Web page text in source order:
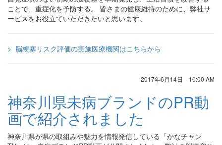
ことで、重症化を予防する。 皆さまの健康維持のために、弊社サ
ービスをお役立ていただきたいと思います。
> 脳梗塞リスク評価の実施医療機関はこちらから
2017年6月14日 10:00 AM
神奈川県未病ブランドのPR動
画で紹介されました
神奈川県が県の取組みや魅力を情報発信している「かなチャン